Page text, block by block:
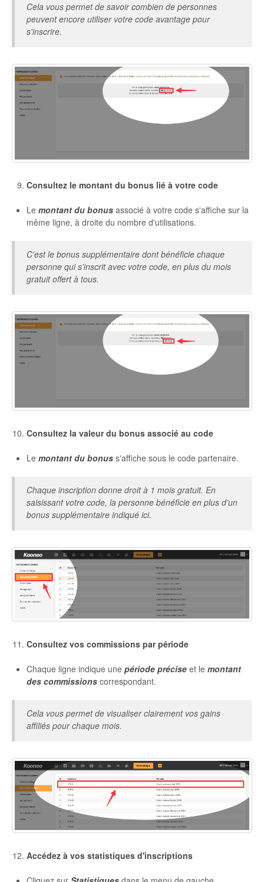
Cela vous permet de savoir combien de personnes
peuvent encore utiliser votre code avantage pour
s'inscrire.
Consultez le montant du bonus lié à votre code
Le montant du bonus associé à votre code s'affiche sur la
même ligne, à droite du nombre d'utilisations.
C'est le bonus supplémentaire dont bénéficie chaque
personne qui s'inscrit avec votre code, en plus du mois
gratuit offert à tous.
Consultez la valeur du bonus associé au code
Le montant du bonus s'affiche sous le code partenaire.
Chaque inscription donne droit à 1 mois gratuit. En
saisissant votre code, la personne bénéficie en plus d'un
bonus supplémentaire indiqué ici.
Consultez vos commissions par période
Chaque ligne indique une période précise et le montant
des commissions correspondant.
Cela vous permet de visualiser clairement vos gains
affiliés pour chaque mois.
Accédez à vos statistiques d'inscriptions